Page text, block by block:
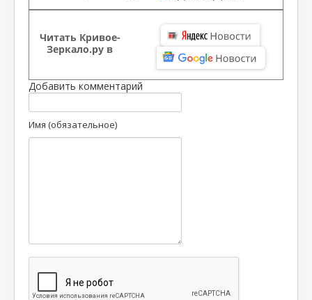
Читать Кривое-
Зеркало.ру в
Добавить комментарий
Имя (обязательное)